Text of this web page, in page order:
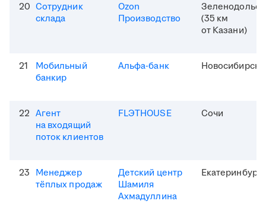
20 Сотрудник
склада
Ozon
Производство
Зеленодольск
(35 км
от Казани)
21
Мобильный
банкир
Альфа-банк Новосибирск
22 Агент
на входящий
поток клиентов
FLЭTHOUSE Сочи
23 Менеджер
тёплых продаж
Детский центр
Шамиля
Ахмадуллина
Екатеринбург